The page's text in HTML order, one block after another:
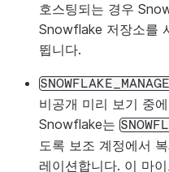
호스팅되는 경우
Snowflake 저장소를
뜁니다.
비공개 미리 보기 중
Snowflake는
도록 보조 계정에서
레이션합니다. 이 마